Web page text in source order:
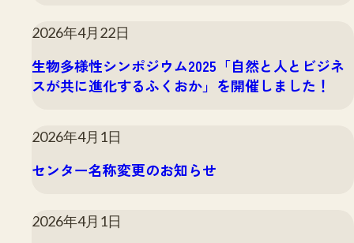
2026年4月22日
生物多様性シンポジウム2025「自然と人とビジネ
スが共に進化するふくおか」を開催しました！
2026年4月1日
センター名称変更のお知らせ
2026年4月1日